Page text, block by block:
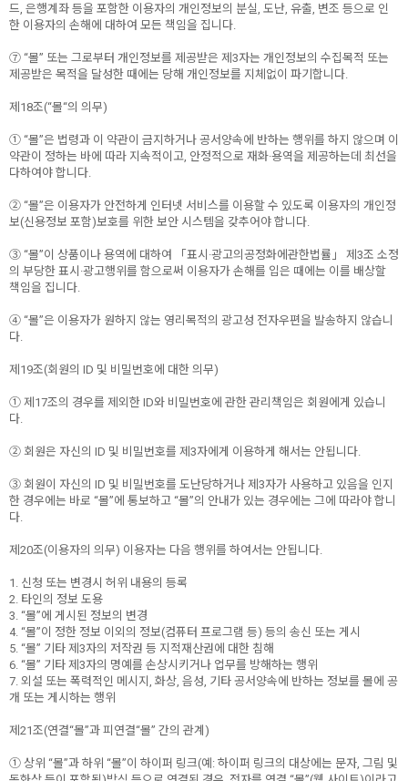
드, 은행계좌 등을 포함한 이용자의 개인정보의 분실, 도난, 유출, 변조 등으로 인
한 이용자의 손해에 대하여 모든 책임을 집니다.
⑦ “몰” 또는 그로부터 개인정보를 제공받은 제3자는 개인정보의 수집목적 또는
제공받은 목적을 달성한 때에는 당해 개인정보를 지체없이 파기합니다.
제18조(“몰“의 의무)
① “몰”은 법령과 이 약관이 금지하거나 공서양속에 반하는 행위를 하지 않으며 이
약관이 정하는 바에 따라 지속적이고, 안정적으로 재화·용역을 제공하는데 최선을
다하여야 합니다.
② “몰”은 이용자가 안전하게 인터넷 서비스를 이용할 수 있도록 이용자의 개인정
보(신용정보 포함)보호를 위한 보안 시스템을 갖추어야 합니다.
③ “몰”이 상품이나 용역에 대하여 「표시·광고의공정화에관한법률」 제3조 소정
의 부당한 표시·광고행위를 함으로써 이용자가 손해를 입은 때에는 이를 배상할
책임을 집니다.
④ “몰”은 이용자가 원하지 않는 영리목적의 광고성 전자우편을 발송하지 않습니
다.
제19조(회원의 ID 및 비밀번호에 대한 의무)
① 제17조의 경우를 제외한 ID와 비밀번호에 관한 관리책임은 회원에게 있습니
다.
② 회원은 자신의 ID 및 비밀번호를 제3자에게 이용하게 해서는 안됩니다.
③ 회원이 자신의 ID 및 비밀번호를 도난당하거나 제3자가 사용하고 있음을 인지
한 경우에는 바로 “몰”에 통보하고 “몰”의 안내가 있는 경우에는 그에 따라야 합니
다.
제20조(이용자의 의무) 이용자는 다음 행위를 하여서는 안됩니다.
1. 신청 또는 변경시 허위 내용의 등록
2. 타인의 정보 도용
3. “몰”에 게시된 정보의 변경
4. “몰”이 정한 정보 이외의 정보(컴퓨터 프로그램 등) 등의 송신 또는 게시
5. “몰” 기타 제3자의 저작권 등 지적재산권에 대한 침해
6. “몰” 기타 제3자의 명예를 손상시키거나 업무를 방해하는 행위
7. 외설 또는 폭력적인 메시지, 화상, 음성, 기타 공서양속에 반하는 정보를 몰에 공
개 또는 게시하는 행위
제21조(연결“몰”과 피연결“몰” 간의 관계)
① 상위 “몰”과 하위 “몰”이 하이퍼 링크(예: 하이퍼 링크의 대상에는 문자, 그림 및